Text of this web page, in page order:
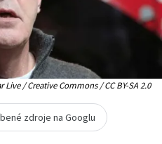
Live / Creative Commons / CC BY-SA 2.0
zdroje na Googlu